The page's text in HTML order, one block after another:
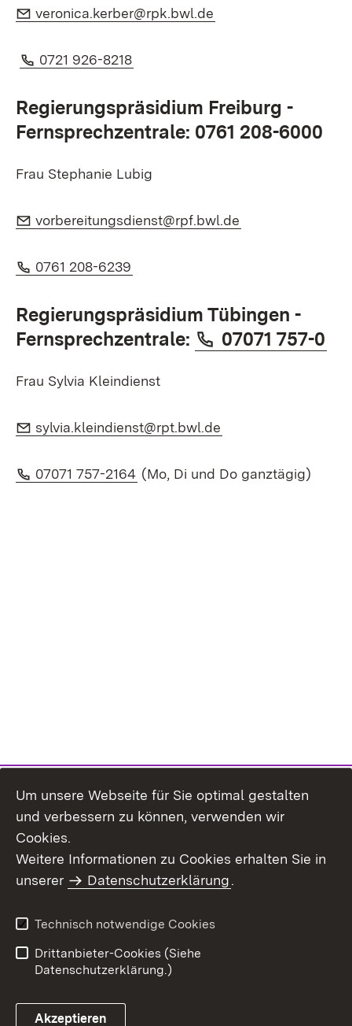
E-Mail:
veronica.kerber@rpk.bwl.de
Telefon:
0721 926-8218
Regierungspräsidium Freiburg -
Fernsprechzentrale: 0761 208-6000
Frau Stephanie Lubig
E-Mail:
vorbereitungsdienst@rpf.bwl.de
Telefon:
0761 208-6239
Regierungspräsidium Tübingen -
Fernsprechzentrale:
Telefon:
07071 757-0
Frau Sylvia Kleindienst
E-Mail:
sylvia.kleindienst@rpt.bwl.de
Telefon:
07071 757-2164 (Öffnet in neuem Fenster)
(Mo, Di und Do ganztägig)
Benutzungshinweise
Erklärung zur
Um unsere Webseite für Sie optimal gestalten
und verbessern zu können, verwenden wir
Cookies.
Weitere Informationen zu Cookies erhalten Sie in
unserer
Datenschutzerklärung.
Technisch notwendige Cookies
Drittanbieter-Cookies (Siehe
Datenschutzerklärung.)
Akzeptieren